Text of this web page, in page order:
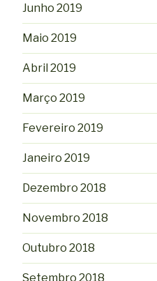
Junho 2019
Maio 2019
Abril 2019
Março 2019
Fevereiro 2019
Janeiro 2019
Dezembro 2018
Novembro 2018
Outubro 2018
Setembro 2018